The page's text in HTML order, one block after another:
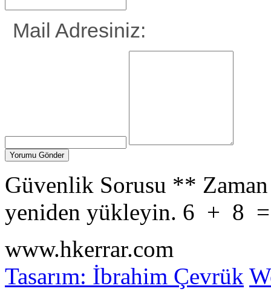
Mail Adresiniz:
Güvenlik Sorusu **
yeniden yükleyin. 6 + 8
www.hkerrar.com
Tasarım: İbrahim Çevrük